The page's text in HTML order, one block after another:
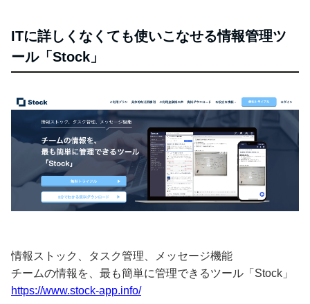
ITに詳しくなくても使いこなせる情報管理ツ
ール「Stock」
情報ストック、タスク管理、メッセージ機能
チームの情報を、最も簡単に管理できるツール「Stock」
https://www.stock-app.info/